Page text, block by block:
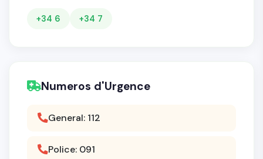
+34 6 +34 7
Numeros d'Urgence
General: 112
Police: 091